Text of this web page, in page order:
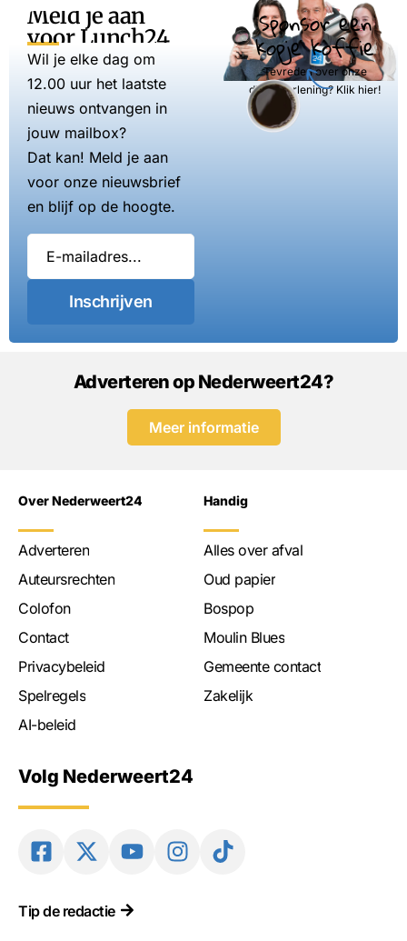
Meld je aan
voor Lunch24
Wil je elke dag om
12.00 uur het laatste
nieuws ontvangen in
jouw mailbox?
Dat kan! Meld je aan
voor onze nieuwsbrief
en blijf op de hoogte.
Inschrijven
Sponsor een
kopje koffie
Tevreden over onze
dienstverlening? Klik hier!
Adverteren op Nederweert24?
Meer informatie
Over Nederweert24
Adverteren
Auteursrechten
Colofon
Contact
Privacybeleid
Spelregels
AI-beleid
Handig
Alles over afval
Oud papier
Bospop
Moulin Blues
Gemeente contact
Zakelijk
Volg Nederweert24
Tip de redactie